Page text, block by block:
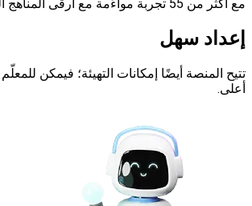
مع أكثر من 55 تجربة مواءَمة مع أرقى المناهج العالمية، يحصل الطلاب على محتوى تعليمي شامل ومتوافق مع منهج المدرسة.
إعداد سهل
تتيح المنصة أيضًا إمكانات التهيئة؛ فيمكن
أعلى.